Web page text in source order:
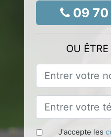
09 70
OU
J'accepte les